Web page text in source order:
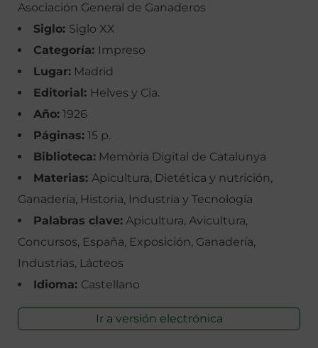
Asociación General de Ganaderos
Siglo: Siglo XX
Categoría: Impreso
Lugar: Madrid
Editorial: Helves y Cia.
Año: 1926
Páginas: 15 p.
Biblioteca: Memòria Digital de Catalunya
Materias: Apicultura, Dietética y nutrición,
Ganadería, Historia, Industria y Tecnología
Palabras clave: Apicultura, Avicultura,
Concursos, España, Exposición, Ganadería,
Industrias, Lácteos
Idioma: Castellano
Ir a versión electrónica